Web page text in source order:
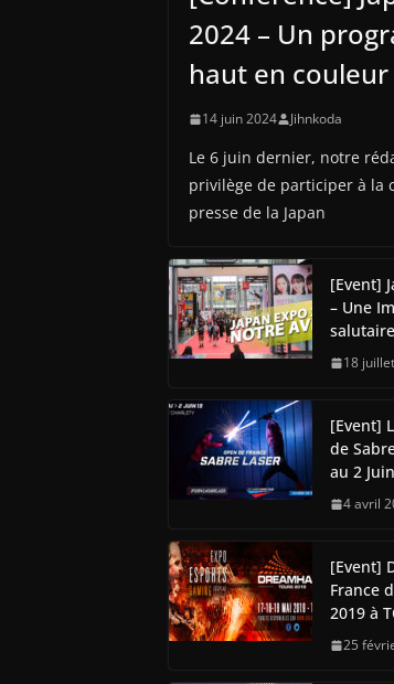
2024 – Un
haut en couleur
14 juin 2024 Jihnkoda
Le 6 juin dernier, notre
privilège de participer à la
presse de la Japan
[Event]
– Une
salutaire
18
[Event]
de
au 2
4 avril
[Event]
France
2019 à
25